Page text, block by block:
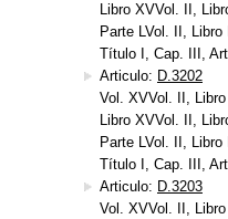
Libro XVVol. II,
Parte LVol. II,
Título I, Cap. III,
Articulo: D.3202
Vol. XVVol. II,
Libro XVVol. II,
Parte LVol. II,
Título I, Cap. III,
Articulo: D.3203
Vol. XVVol. II,